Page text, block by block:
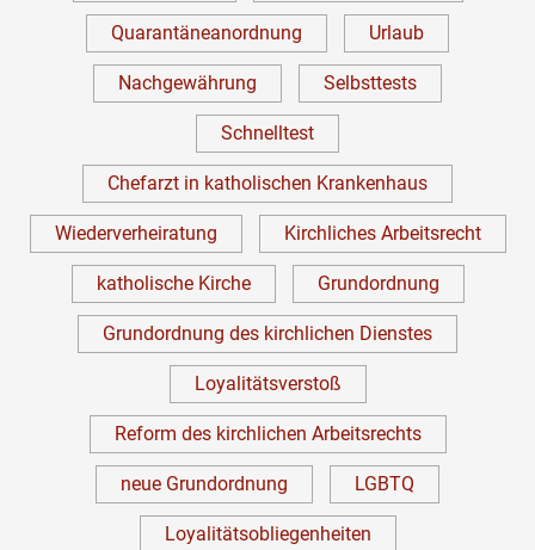
Quarantäneanordnung Urlaub
Nachgewährung Selbsttests
Schnelltest
Chefarzt in katholischen Krankenhaus
Wiederverheiratung Kirchliches Arbeitsrecht
katholische Kirche Grundordnung
Grundordnung des kirchlichen Dienstes
Loyalitätsverstoß
Reform des kirchlichen Arbeitsrechts
neue Grundordnung LGBTQ
Loyalitätsobliegenheiten